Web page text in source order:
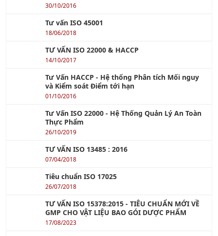
Tư vấn ISO 45001
TƯ VẤN ISO 22000 & HACCP
Tư Vấn HACCP - Hệ thống Phân tích Mối nguy
và Kiểm soát Điểm tới hạn
Tư Vấn ISO 22000 - Hệ Thống Quản Lý An Toàn
Thực Phẩm
TƯ VẤN ISO 13485 : 2016
Tiêu chuẩn ISO 17025
TƯ VẤN ISO 15378:2015 - TIÊU CHUẨN MỚI VỀ
GMP CHO VẬT LIỆU BAO GÓI DƯỢC PHẨM